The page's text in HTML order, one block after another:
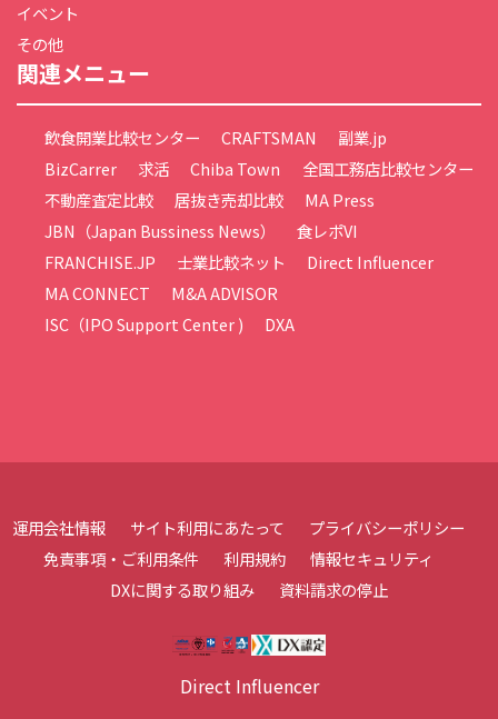
イベント
その他
関連メニュー
飲食開業比較センター CRAFTSMAN
副業.jp
BizCarrer
求活 Chiba Town
全国工務店比較センター
不動産査定比較
居抜き売却比較
MA Press
JBN（Japan Bussiness News）
食レポVI
FRANCHISE.JP
士業比較ネット
Direct Influencer
MA CONNECT
M&A ADVISOR
ISC（IPO Support Center )
DXA
運用会社情報 サイト利用にあたって
プライバシーポリシー
免責事項・ご利用条件
利用規約
情報セキュリティ
DXに関する取り組み
資料請求の停止
Direct Influencer